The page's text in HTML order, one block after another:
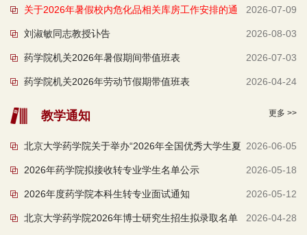
2026-07-09
关于2026年暑假校内危化品相关库房工作安排的通
知 2026-08-03
刘淑敏同志教授讣告
2026-07-03
药学院机关2026年暑假期间带值班表
2026-04-24
药学院机关2026年劳动节假期带值班表
更多 >>
教学通知
2026-06-05
北京大学药学院关于举办“2026年全国优秀大学生夏
令营”的通知 2026-05-18
2026年药学院拟接收转专业学生名单公示
2026-05-12
2026年度药学院本科生转专业面试通知
2026-04-28
北京大学药学院2026年博士研究生招生拟录取名单